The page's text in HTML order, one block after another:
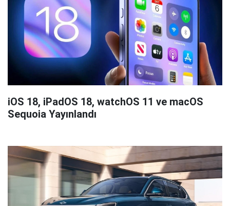
iOS 18, iPadOS 18, watchOS 11 ve macOS
Sequoia Yayınlandı